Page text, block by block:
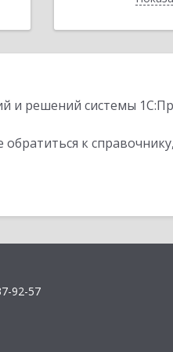
и решений системы
к
92-57